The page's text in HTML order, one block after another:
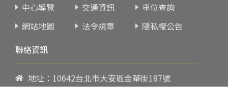
中心導覽
交通資訊
車位查詢
網站地圖
法令規章
隱私權公告
聯絡資訊
地址：10642台北市大安區金華街187號